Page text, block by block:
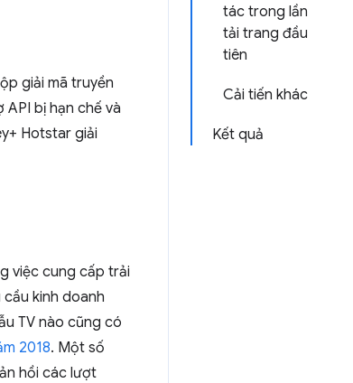
tác trong lần
tải trang đầu
tiên
Cải tiến khác
Kết quả
giải mã truyền
bị hạn chế và
Hotstar giải
việc cung cấp trải
kinh doanh
TV nào cũng có
2018. Một số
hồi các lượt